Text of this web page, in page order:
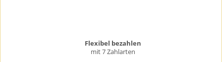
Flexibel bezahlen
mit 7 Zahlarten